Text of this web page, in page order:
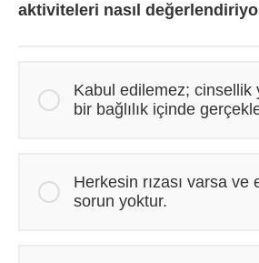
aktiviteleri nasıl
Kabul edilemez; cinsellik
bir bağlılık içinde
Herkesin rızası varsa ve
sorun yoktur.